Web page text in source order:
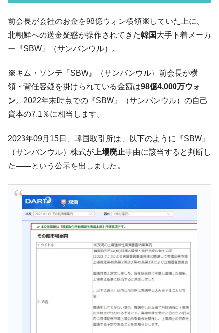
『Money1』
韓国K9専用砲弾･装薬自動供給装甲車両･珍
兵器「K10」が改良に乗り出す。
体だけで410億ドル、輸出全体の41％もある
『Money1』
韓国･李在明「青年層の雇用状況が悪い。せ
や、若者に起業させよう」⇒ どんな雇用対策だソレ。
『Money1』
【韓国の外貨準備】2026年07月は4,279億ド
ル。外平債の発行「19.4億ドル」
ーにウソのデータを入力したのは明白だ」
『Money1』
韓国･李在明さっそく不動産対策で浅薄な発
『Money1』
『韓国銀行』が「金の保有量を増やしま
す」⇒「金を経由するドル入手」手段ではないのか？
『Money1』
韓国･外為取引量「1日当たり1,214.4億ド
ル」まで拡大 ⇒ 海外資金の動きに強く左右される状態
韓国･帰ってきた李在明。李在明を支持しな
た ⇒ 国家が行った恐るべき株価操作であり、空前の国政壟
韓国･警察職員が「丸刈りになって抗議活
前会長が会社のお金を98億ウォン横領※ していた上に、
北朝鮮への送金疑惑が操作されてきた韓国大手下着メーカ
ー『SBW』（サンバンウル）。
※キム・ソンテ『SBW』（サンバンウル）前会長が横
領・背任容疑を掛けられている金額は98億4,000万ウォ
ン。2022年末時点での『SBW』（サンバンウル）の自己
資本の7.1％に相当します。
2023年09月15日、韓国取引所は、以下のように『SBW』
（サンバンウル）株式が 上場廃止事由に該当すると判断し
た――という公示を出しました。